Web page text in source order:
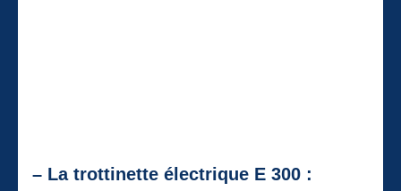
– La trottinette électrique E 300 :